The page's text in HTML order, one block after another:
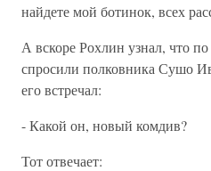
найдете мой ботинок, всех
А вскоре Рохлин узнал, что
спросили полковника Сушо
его встречал:
- Какой он, новый комдив?
Тот отвечает: